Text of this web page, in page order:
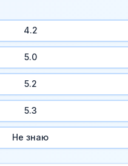
4.2
5.0
5.2
5.3
Не знаю